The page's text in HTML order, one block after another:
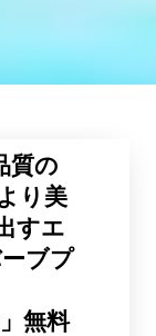
質の
り美
すエ
ブプ
無料